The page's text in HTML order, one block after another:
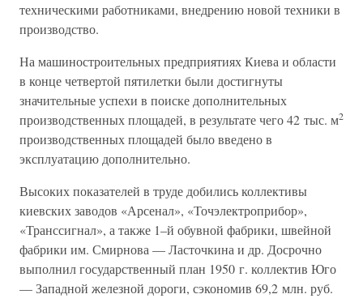
техническими работниками, внедрению новой техники в
производство.
На машиностроительных предприятиях Киева и области
в конце четвертой пятилетки были достигнуты
значительные успехи в поиске дополнительных
производственных площадей, в результате чего 42 тыс. м2
производственных площадей было введено в
эксплуатацию дополнительно.
Высоких показателей в труде добились коллективы
киевских заводов «Арсенал», «Точэлектроприбор»,
«Транссигнал», а также 1–й обувной фабрики, швейной
фабрики им. Смирнова — Ласточкина и др. Досрочно
выполнил государственный план 1950 г. коллектив Юго
— Западной железной дороги, сэкономив 69,2 млн. руб.